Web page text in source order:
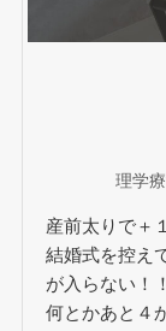
理学
産前太りで＋
結婚式を控え
が入らない！！
何とかあと４